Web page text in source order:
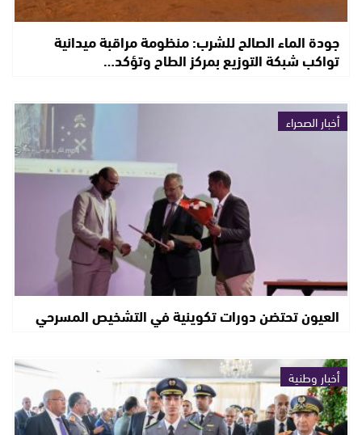
جودة الماء الصالح للشرب: منظومة مراقبة ميدانية
تواكب شبكة التوزيع بمركز الطاح وتؤكد…
أخبار الصحراء
العيون تحتضن دورات تكوينية في التشخيص المسرحي
أخبار وطنية